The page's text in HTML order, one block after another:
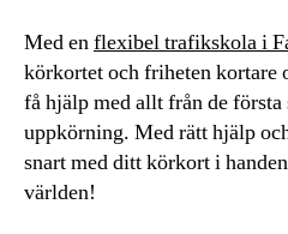
Med enflexibel trafikskola i
körkortet och friheten kortare
få hjälp med allt från de
uppkörning. Med rätt hjälp
snart med ditt körkort i
världen!